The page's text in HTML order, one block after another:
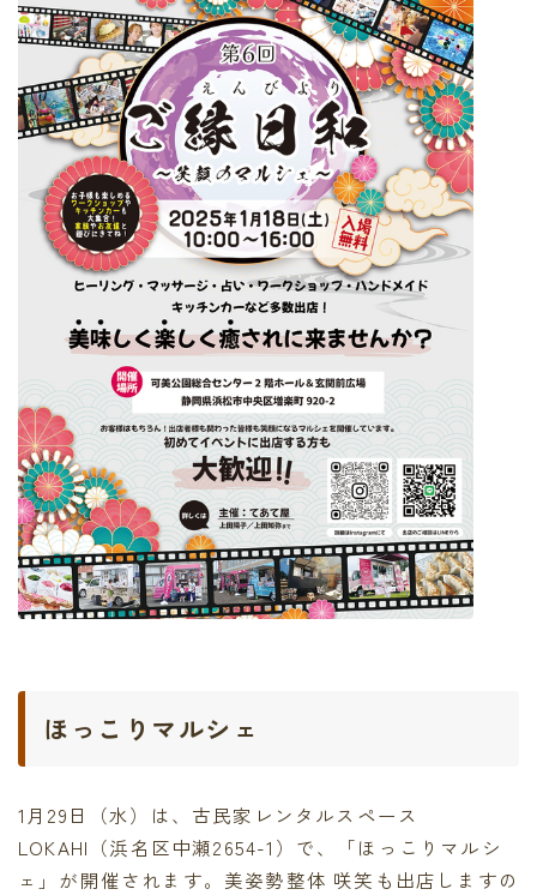
ほっこりマルシェ
1月29日（水）は、古民家レンタルスペース
LOKAHI（浜名区中瀬2654-1）で、「ほっこりマルシ
ェ」が開催されます。美姿勢整体 咲笑も出店しますの